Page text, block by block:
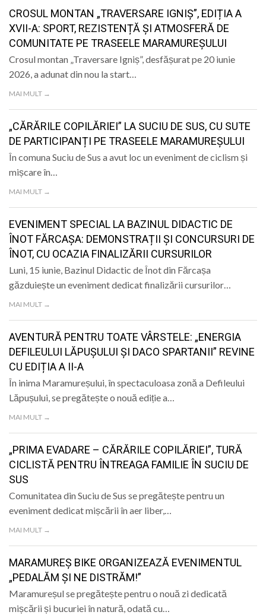
CROSUL MONTAN „TRAVERSARE IGNIȘ”, EDIȚIA A
XVII-A: SPORT, REZISTENȚĂ ȘI ATMOSFERĂ DE
COMUNITATE PE TRASEELE MARAMUREȘULUI
Crosul montan „Traversare Igniș”, desfășurat pe 20 iunie
2026, a adunat din nou la start…
MAI MULT →
„CĂRĂRILE COPILĂRIEI” LA SUCIU DE SUS, CU SUTE
DE PARTICIPANȚI PE TRASEELE MARAMUREȘULUI
În comuna Suciu de Sus a avut loc un eveniment de ciclism și
mișcare în…
MAI MULT →
EVENIMENT SPECIAL LA BAZINUL DIDACTIC DE
ÎNOT FĂRCAȘA: DEMONSTRAȚII ȘI CONCURSURI DE
ÎNOT, CU OCAZIA FINALIZĂRII CURSURILOR
Luni, 15 iunie, Bazinul Didactic de Înot din Fărcașa
găzduiește un eveniment dedicat finalizării cursurilor…
MAI MULT →
AVENTURĂ PENTRU TOATE VÂRSTELE: „ENERGIA
DEFILEULUI LĂPUȘULUI ȘI DACO SPARTANII” REVINE
CU EDIȚIA A II-A
În inima Maramureșului, în spectaculoasa zonă a Defileului
Lăpușului, se pregătește o nouă ediție a…
MAI MULT →
„PRIMA EVADARE – CĂRĂRILE COPILĂRIEI”, TURĂ
CICLISTĂ PENTRU ÎNTREAGA FAMILIE ÎN SUCIU DE
SUS
Comunitatea din Suciu de Sus se pregătește pentru un
eveniment dedicat mișcării în aer liber,…
MAI MULT →
MARAMUREȘ BIKE ORGANIZEAZĂ EVENIMENTUL
„PEDALĂM ȘI NE DISTRĂM!”
Maramureșul se pregătește pentru o nouă zi dedicată
mișcării și bucuriei în natură, odată cu…